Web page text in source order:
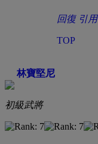
回復 引用
TOP
林寶堅尼
初級武將